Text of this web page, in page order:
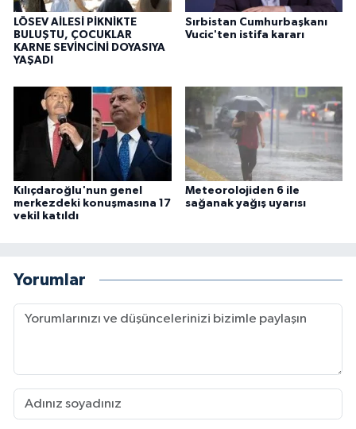
LÖSEV AİLESİ PİKNİKTE
BULUŞTU, ÇOCUKLAR
KARNE SEVİNCİNİ DOYASIYA
YAŞADI
Sırbistan Cumhurbaşkanı
Vucic'ten istifa kararı
Kılıçdaroğlu'nun genel
merkezdeki konuşmasına 17
vekil katıldı
Meteorolojiden 6 ile
sağanak yağış uyarısı
Yorumlar